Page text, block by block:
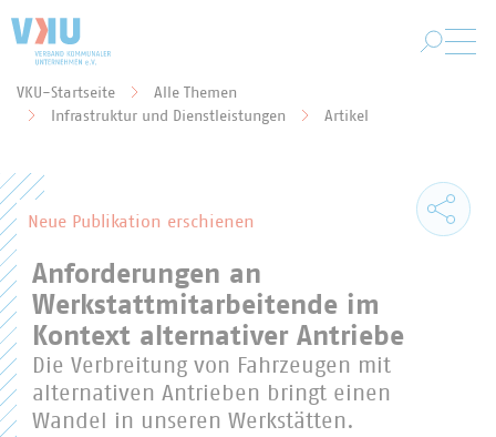
Sie befinden sich hier:
VKU-Startseite
Alle Themen
Infrastruktur und Dienstleistungen
Artikel
Neue Publikation erschienen
Anforderungen an
Werkstattmitarbeitende im
Kontext alternativer Antriebe
Die Verbreitung von Fahrzeugen mit
alternativen Antrieben bringt einen
Wandel in unseren Werkstätten.